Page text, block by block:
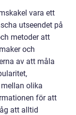
vara ett
utseendet på
metoder att
och
av att måla
olika
för att
att alltid